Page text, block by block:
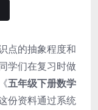
点的抽象程度和
学们在复习时做
五年级下册数学
份资料通过系统